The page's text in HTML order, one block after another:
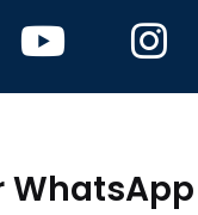
WhatsApp